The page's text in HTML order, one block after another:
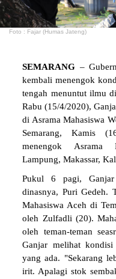
Foto : Fajar (Humas Jateng)
SEMARANG –
kembali menengok
tengah menuntut ilmu
Rabu (15/4/2020),
di Asrama Mahasiswa
Semarang, Kamis
menengok Asrama
Lampung, Makassar,
Pukul 6 pagi, Ganjar
dinasnya, Puri Gedeh.
Mahasiswa Aceh di
oleh Zulfadli (20).
oleh teman-teman
Ganjar melihat
yang ada. "Sekarang
irit. Apalagi stok